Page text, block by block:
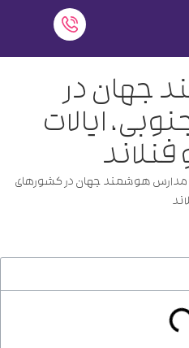
جهان در
ایالات
مدارس هوشمند جهان در کشورهای